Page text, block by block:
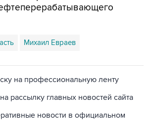
Михаил Евраев
на профессиональную ленту
рассылку главных новостей сайта
новости в официальном